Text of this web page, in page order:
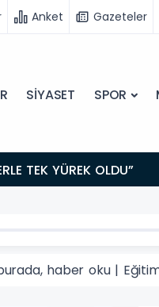
Anket Gazeteler
SİYASET SPOR
TEK YÜREK OLDU”
haber oku |